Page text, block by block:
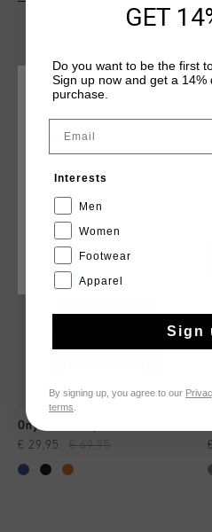
DIT VIND JE MISSCHIEN
Onyx Tracktop
€ 29,95 € 69,95
KIES JE LOCATIE EN TAAL
CANCEL
GET
Do you want to be the first
Sign up now and get a
purchase.
Email
Interests
Men
Women
Footwear
Apparel
Sign
By signing up, you agree to our
terms